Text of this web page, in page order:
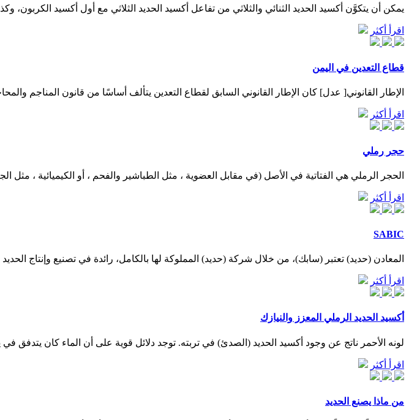
يمكن أن يتكوَّن أكسيد الحديد الثنائي والثلاثي من تفاعل أكسيد الحديد الثلاثي مع أول أكسيد الكربون،
اقرأ أكثر
قطاع التعدين في اليمن
الإطار القانوني[ عدل] كان الإطار القانوني السابق لقطاع التعدين يتألف أساسًا من قانون المناجم والمحاجر (رقم 24 لعام 2002)، واللائحة التنفيذية (قرار رئيس الوزراء رقم 101 لعام 2007)
اقرأ أكثر
حجر رملي
الحجر الرملي هي الفتاتية في الأصل (في مقابل العضوية ، مثل الطباشير والفحم ، أو الكيميائية ، مثل
اقرأ أكثر
SABIC
المعادن (حديد) تعتبر (سابك)، من خلال شركة (حديد) المملوكة لها بالكامل، رائدة في تصنيع وإنتاج
اقرأ أكثر
أكسيد الحديد الرملي المعزز والنيازك
لونه الأحمر ناتج عن وجود أكسيد الحديد (الصدئ) في تربته. توجد دلائل قوية على أن الماء كان يتدفق في
اقرأ أكثر
من ماذا يصنع الحديد